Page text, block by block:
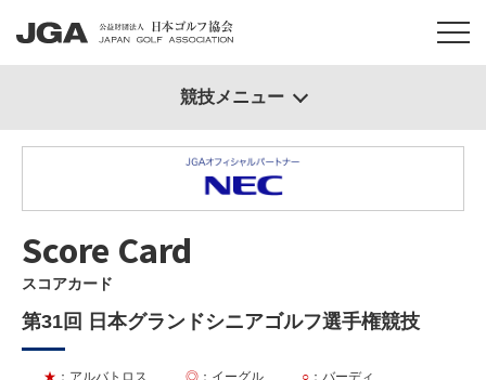
Score Card
スコアカード
第31回 日本グランドシニアゴルフ選手権競技
★ ：アルバトロス ◎ ：イーグル ○ ：バーディ
競技メニュー